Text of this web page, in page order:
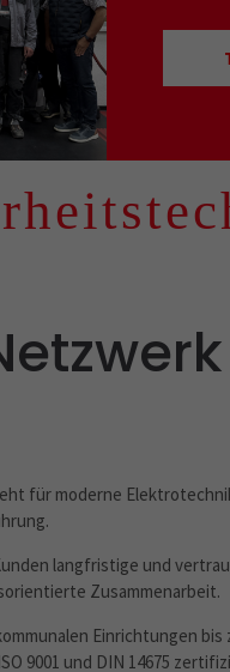
für moderne
langfristige und
Zusammenarbeit.
Einrichtungen
9001 und DIN 14675